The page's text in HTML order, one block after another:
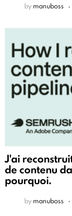
by manuboss
J'ai
de contenu
pourquoi.
by manuboss